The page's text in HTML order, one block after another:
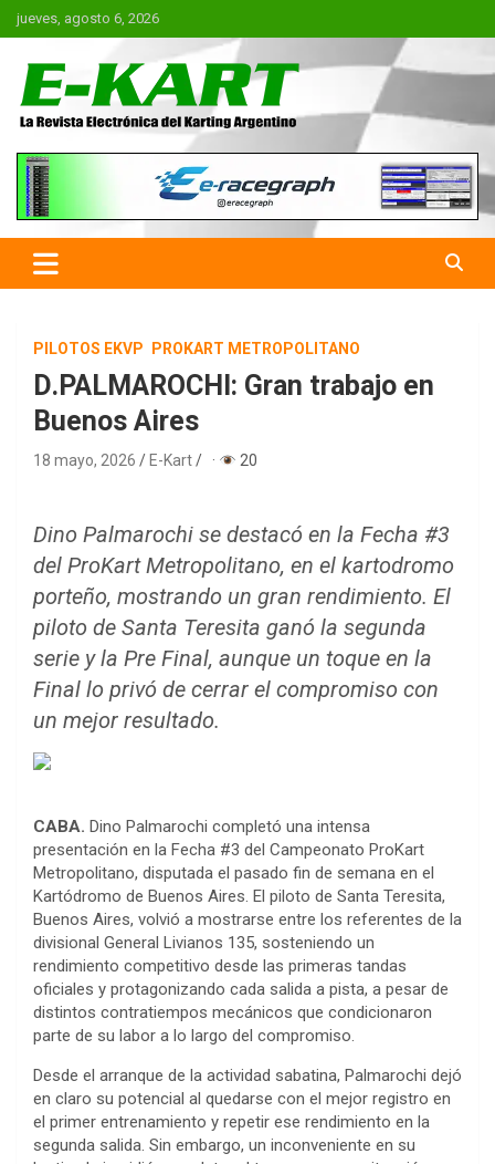
Saltar
al
jueves, agosto 6, 2026
E-Kart.com.ar | La Revista
Electrónica del Karting en
Argentina
PILOTOS EKVP PROKART METROPOLITANO
D.PALMAROCHI: Gran trabajo en
Buenos Aires
18 mayo, 2026 E-Kart · 20
Dino Palmarochi se destacó en la Fecha #3
del ProKart Metropolitano, en el kartodromo
porteño, mostrando un gran rendimiento. El
piloto de Santa Teresita ganó la segunda
serie y la Pre Final, aunque un toque en la
Final lo privó de cerrar el compromiso con
un mejor resultado.
CABA. Dino Palmarochi completó una intensa
presentación en la Fecha #3 del Campeonato ProKart
Metropolitano, disputada el pasado fin de semana en el
Kartódromo de Buenos Aires. El piloto de Santa Teresita,
Buenos Aires, volvió a mostrarse entre los referentes de la
divisional General Livianos 135, sosteniendo un
rendimiento competitivo desde las primeras tandas
oficiales y protagonizando cada salida a pista, a pesar de
distintos contratiempos mecánicos que condicionaron
parte de su labor a lo largo del compromiso.
Desde el arranque de la actividad sabatina, Palmarochi dejó
en claro su potencial al quedarse con el mejor registro en
el primer entrenamiento y repetir ese rendimiento en la
segunda salida. Sin embargo, un inconveniente en su